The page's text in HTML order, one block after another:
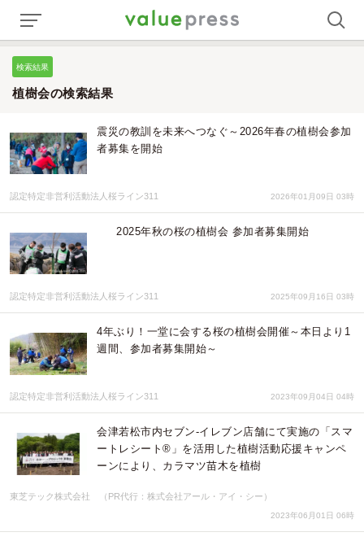
検索結果
植樹会の検索結果
震災の教訓を未来へつなぐ～2026年春の植樹会参加
者募集を開始
認定特定非営利活動法人桜ライン311 2026年01月09日 03時
2025年秋の桜の植樹会 参加者募集開始
認定特定非営利活動法人桜ライン311 2025年09月16日 03時
4年ぶり！一堂に会する桜の植樹会開催～本日より1
週間、参加者募集開始～
認定特定非営利活動法人桜ライン311 2023年09月04日 04時
会津若松市内セブン‐イレブン店舗にて実施の「スマ
ートレシート®」を活用した植樹活動応援キャンペ
ーンにより、カラマツ苗木を植樹
東芝テック株式会社 （PR代行：株式会社アール・アイ・シー）
2023年06月01日 06時